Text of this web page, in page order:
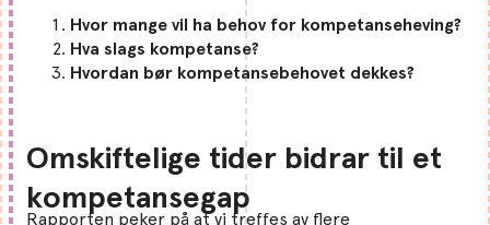
Hvor mange vil ha behov for kompetanseheving?
Hva slags kompetanse?
Hvordan bør kompetansebehovet dekkes?
Omskiftelige tider bidrar til et
kompetansegap
Rapporten peker på at vi treffes av flere